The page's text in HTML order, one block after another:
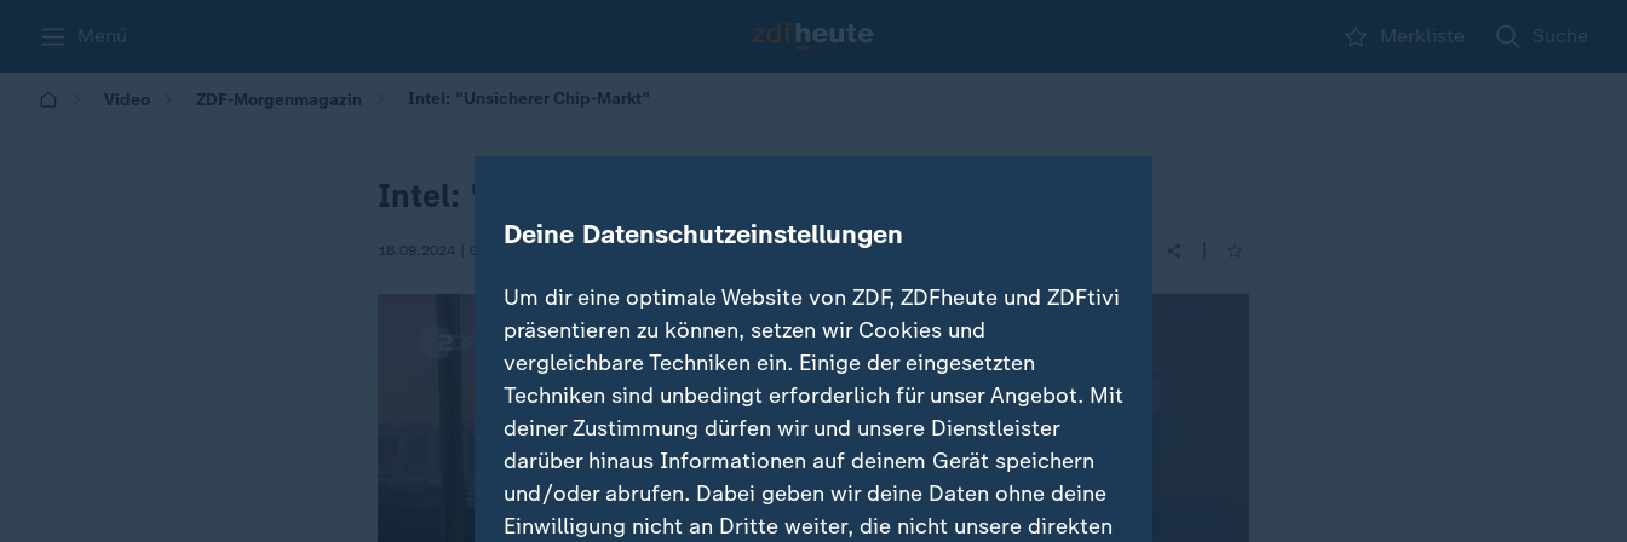
Menü Merkliste Suche
Video ZDF-Morgenmagazin Intel: "Unsicherer Chip-Markt"
Intel: "Unsicherer Chip-Markt"
18.09.2024 | 05:30 Deine Datenschutzeinstellungen
Um dir eine optimale Website von ZDF, ZDFheute und ZDFtivi
präsentieren zu können, setzen wir Cookies und
vergleichbare Techniken ein. Einige der eingesetzten
Techniken sind unbedingt erforderlich für unser Angebot. Mit
deiner Zustimmung dürfen wir und unsere Dienstleister
darüber hinaus Informationen auf deinem Gerät speichern
und/oder abrufen. Dabei geben wir deine Daten ohne deine
Einwilligung nicht an Dritte weiter, die nicht unsere direkten